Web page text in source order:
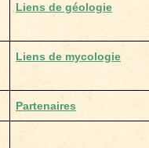
Liens de géologie
Liens de mycologie
Partenaires